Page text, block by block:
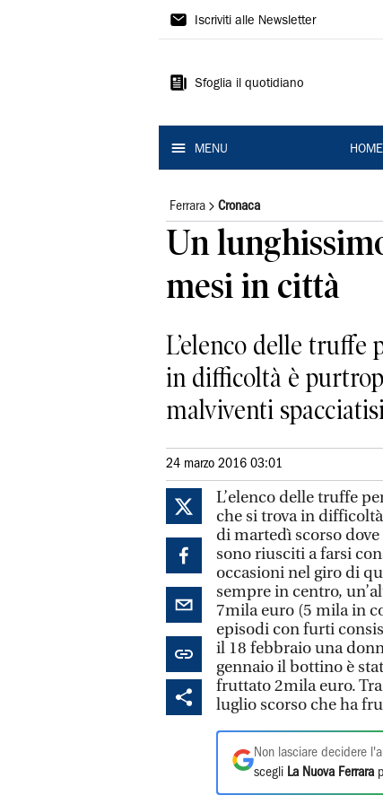
La
Ferrara
Iscriviti alle Newsletter
Sfoglia il quotidiano
MENU HOME
Ferrara Cronaca
Un
mesi in città
L’elenco delle
in difficoltà è
malviventi
24 marzo 2016 03:01
L’elenco delle truffe
che si trova in
di martedì scorso
sono riusciti a farsi
occasioni nel giro di
sempre in centro,
7mila euro (5 mila in
episodi con furti
il 18 febbraio una
gennaio il bottino è
fruttato 2mila euro.
luglio scorso che ha
Non lasciare decidere
scegli La Nuova Ferrara